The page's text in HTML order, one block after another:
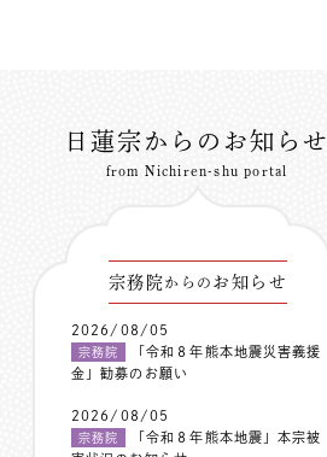
日蓮宗からのお知らせ
from Nichiren-shu portal
宗務院からの お知らせ
2026/08/05
宗務院
「令和８年熊本地震災害義援
金」勧募のお願い
2026/08/05
宗務院
「令和８年熊本地震」本宗被